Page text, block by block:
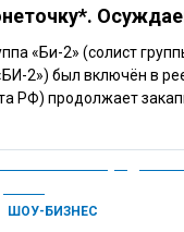
«Би-2» (солист
2») был включён в
РФ) продолжает
ШОУ-БИЗНЕС